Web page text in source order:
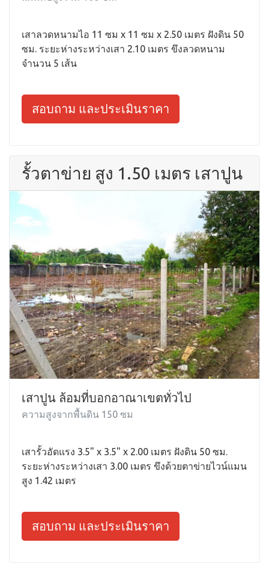
เสาลวดหนามไอ 11 ซม x 11 ซม x 2.50 เมตร ฝังดิน 50
ซม. ระยะห่างระหว่างเสา 2.10 เมตร ขึงลวดหนาม
จำนวน 5 เส้น
สอบถาม และประเมินราคา
รั้วตาข่าย สูง 1.50 เมตร เสาปูน
เสาปูน ล้อมที่บอกอาณาเขตทั่วไป
ความสูงจากพื้นดิน 150 ซม
เสารั้วอัดแรง 3.5" x 3.5" x 2.00 เมตร ฝังดิน 50 ซม.
ระยะห่างระหว่างเสา 3.00 เมตร ขึงด้วยตาข่ายไวน์แมน
สูง 1.42 เมตร
สอบถาม และประเมินราคา